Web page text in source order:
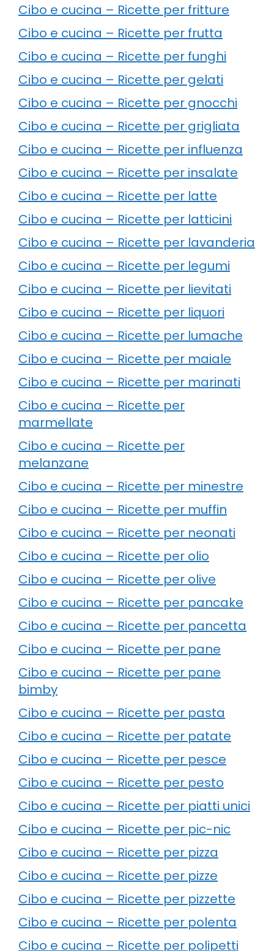
Cibo e cucina – Ricette per fritture
Cibo e cucina – Ricette per frutta
Cibo e cucina – Ricette per funghi
Cibo e cucina – Ricette per gelati
Cibo e cucina – Ricette per gnocchi
Cibo e cucina – Ricette per grigliata
Cibo e cucina – Ricette per influenza
Cibo e cucina – Ricette per insalate
Cibo e cucina – Ricette per latte
Cibo e cucina – Ricette per latticini
Cibo e cucina – Ricette per lavanderia
Cibo e cucina – Ricette per legumi
Cibo e cucina – Ricette per lievitati
Cibo e cucina – Ricette per liquori
Cibo e cucina – Ricette per lumache
Cibo e cucina – Ricette per maiale
Cibo e cucina – Ricette per marinati
Cibo e cucina – Ricette per
marmellate
Cibo e cucina – Ricette per
melanzane
Cibo e cucina – Ricette per minestre
Cibo e cucina – Ricette per muffin
Cibo e cucina – Ricette per neonati
Cibo e cucina – Ricette per olio
Cibo e cucina – Ricette per olive
Cibo e cucina – Ricette per pancake
Cibo e cucina – Ricette per pancetta
Cibo e cucina – Ricette per pane
Cibo e cucina – Ricette per pane
bimby
Cibo e cucina – Ricette per pasta
Cibo e cucina – Ricette per patate
Cibo e cucina – Ricette per pesce
Cibo e cucina – Ricette per pesto
Cibo e cucina – Ricette per piatti unici
Cibo e cucina – Ricette per pic-nic
Cibo e cucina – Ricette per pizza
Cibo e cucina – Ricette per pizze
Cibo e cucina – Ricette per pizzette
Cibo e cucina – Ricette per polenta
Cibo e cucina – Ricette per polipetti